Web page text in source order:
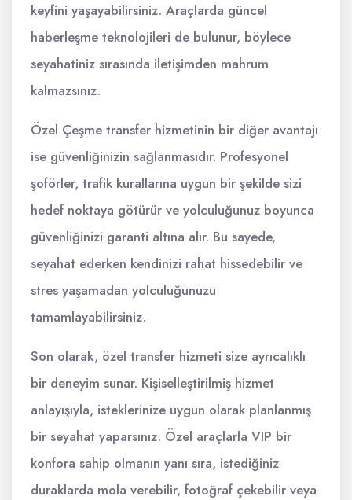
keyfini yaşayabilirsiniz. Araçlarda güncel
haberleşme teknolojileri de bulunur, böylece
seyahatiniz sırasında iletişimden mahrum
kalmazsınız.
Özel Çeşme transfer hizmetinin bir diğer avantajı
ise güvenliğinizin sağlanmasıdır. Profesyonel
şoförler, trafik kurallarına uygun bir şekilde sizi
hedef noktaya götürür ve yolculuğunuz boyunca
güvenliğinizi garanti altına alır. Bu sayede,
seyahat ederken kendinizi rahat hissedebilir ve
stres yaşamadan yolculuğunuzu
tamamlayabilirsiniz.
Son olarak, özel transfer hizmeti size ayrıcalıklı
bir deneyim sunar. Kişiselleştirilmiş hizmet
anlayışıyla, isteklerinize uygun olarak planlanmış
bir seyahat yaparsınız. Özel araçlarla VIP bir
konfora sahip olmanın yanı sıra, istediğiniz
duraklarda mola verebilir, fotoğraf çekebilir veya